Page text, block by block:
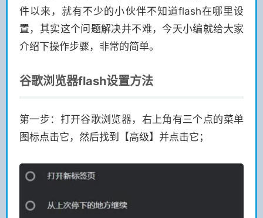
件以来，就有不少的小伙伴不知道flash在哪里设
置，其实这个问题解决并不难，今天小编就给大家
介绍下操作步骤，非常的简单。
谷歌浏览器flash设置方法
第一步：打开谷歌浏览器，右上角有三个点的菜单
图标点击它，然后找到【高级】并点击它；